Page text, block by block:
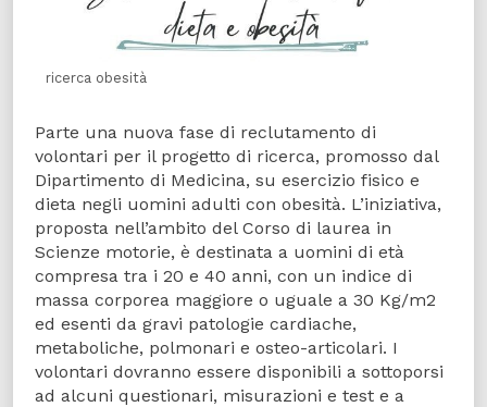
ricerca obesità
Parte una nuova fase di reclutamento di
volontari per il progetto di ricerca, promosso dal
Dipartimento di Medicina, su esercizio fisico e
dieta negli uomini adulti con obesità. L’iniziativa,
proposta nell’ambito del Corso di laurea in
Scienze motorie, è destinata a uomini di età
compresa tra i 20 e 40 anni, con un indice di
massa corporea maggiore o uguale a 30 Kg/m2
ed esenti da gravi patologie cardiache,
metaboliche, polmonari e osteo-articolari. I
volontari dovranno essere disponibili a sottoporsi
ad alcuni questionari, misurazioni e test e a